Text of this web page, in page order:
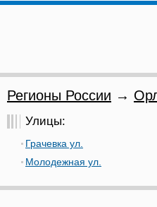
Регионы России →
Улицы:
Грачевка ул.
Молодежная ул.